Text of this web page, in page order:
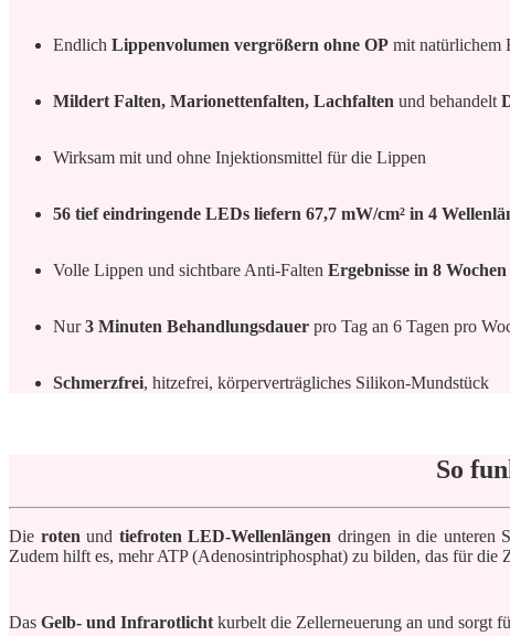
Endlich Lippenvolumen vergrößern ohne OP mit natürlichem
Mildert Falten, Marionettenfalten, Lachfalten und behandelt
Wirksam mit und ohne Injektionsmittel für die Lippen
56 tief eindringende LEDs liefern 67,7 mW/cm² in 4
Volle Lippen und sichtbare Anti-Falten Ergebnisse in 8 Wochen
Nur3 Minuten Behandlungsdauer pro Tag an 6 Tagen pro
Schmerzfrei, hitzefrei, körperverträgliches Silikon-Mundstück
So
Die roten und tiefroten LED-Wellenlängen dringen in die unteren
Zudem hilft es, mehr ATP (Adenosintriphosphat) zu bilden, das für die
Das Gelb- und Infrarotlicht kurbelt die Zellerneuerung an und sorgt